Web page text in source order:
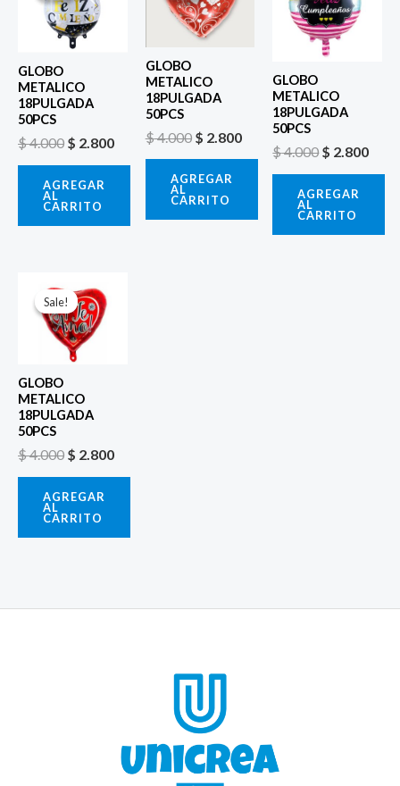
GLOBO
METALICO
18PULGADA
50PCS
$4.000
era:
$ 4.000.
$ 2.800
AGREGAR
AL
CARRITO
GLOBO
METALICO
18PULGADA
50PCS
$4.000
era:
$ 4.000.
$ 2.800
AGREGAR
AL
CARRITO
GLOBO
METALICO
18PULGADA
50PCS
$4.000
era:
$ 4.000.
$ 2.800
AGREGAR
AL
CARRITO
Sale!
Sale!
GLOBO
METALICO
18PULGADA
50PCS
$4.000
precio
original
era:
$ 4.000.
$ 2.800
AGREGAR
AL
CARRITO